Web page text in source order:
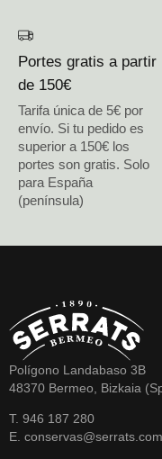
Portes gratis a partir
de 150€
Tarifa única de 5€ por
envío. Si tu pedido es
superior a 150€ los
portes son gratis. Solo
para España
(península)
Polígono Landabaso 3B
48370 Bermeo, Bizkaia
T. 946 187 280
E. conservas@serrats.com